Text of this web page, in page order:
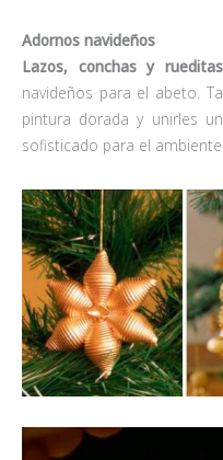
Adornos navideños
Lazos, conchas y rueditas
navideños para el abeto.
pintura dorada y unirles
sofisticado para el